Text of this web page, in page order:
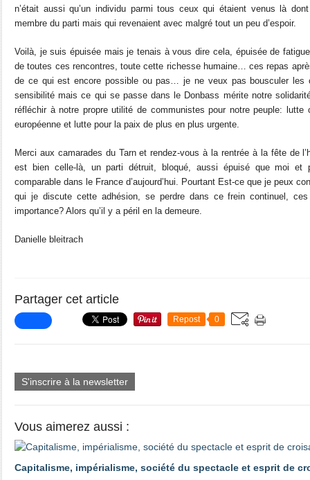
n’était aussi qu’un individu parmi tous ceux qui étaient venus là
membre du parti mais qui revenaient avec malgré tout un peu d’espoir.
Voilà, je suis épuisée mais je tenais à vous dire cela, épuisée de
de toutes ces rencontres, toute cette richesse humaine… ces repas
de ce qui est encore possible ou pas… je ne veux pas bousculer les
sensibilité mais ce qui se passe dans le Donbass mérite notre
réfléchir à notre propre utilité de communistes pour notre peuple:
européenne et lutte pour la paix de plus en plus urgente.
Merci aux camarades du Tarn et rendez-vous à la rentrée à la fête de
est bien celle-là, un parti détruit, bloqué, aussi épuisé que moi et
comparable dans le France d’aujourd’hui. Pourtant Est-ce que je peux
qui je discute cette adhésion, se perdre dans ce frein continuel,
importance? Alors qu’il y a péril en la demeure.
Danielle bleitrach
Partager cet article
Repost 0
S'inscrire à la newsletter
Vous aimerez aussi :
Capitalisme, impérialisme, société du spectacle et esprit de